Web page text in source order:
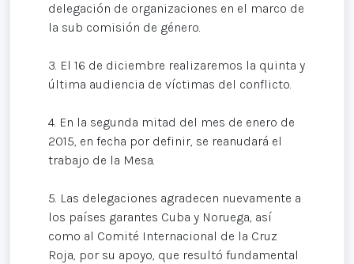
delegación de organizaciones en el marco de
la sub comisión de género.
3. El 16 de diciembre realizaremos la quinta y
última audiencia de víctimas del conflicto.
4. En la segunda mitad del mes de enero de
2015, en fecha por definir, se reanudará el
trabajo de la Mesa.
5. Las delegaciones agradecen nuevamente a
los países garantes Cuba y Noruega, así
como al Comité Internacional de la Cruz
Roja, por su apoyo, que resultó fundamental